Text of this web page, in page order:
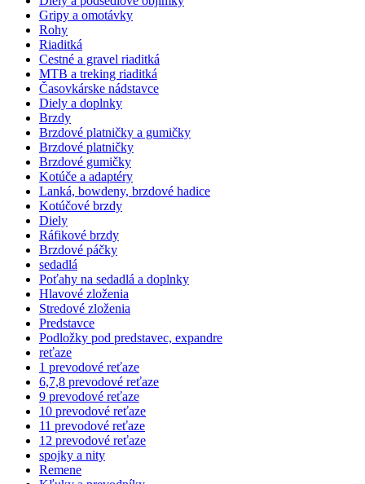
Gripy a omotávky
Rohy
Riaditká
Cestné a gravel riaditká
MTB a treking riaditká
Časovkárske nádstavce
Diely a doplnky
Brzdy
Brzdové platničky a gumičky
Brzdové platničky
Brzdové gumičky
Kotúče a adaptéry
Lanká, bowdeny, brzdové hadice
Kotúčové brzdy
Diely
Ráfikové brzdy
Brzdové páčky
sedadlá
Poťahy na sedadlá a doplnky
Hlavové zloženia
Stredové zloženia
Predstavce
Podložky pod predstavec, expandre
reťaze
1 prevodové reťaze
6,7,8 prevodové reťaze
9 prevodové reťaze
10 prevodové reťaze
11 prevodové reťaze
12 prevodové reťaze
spojky a nity
Remene